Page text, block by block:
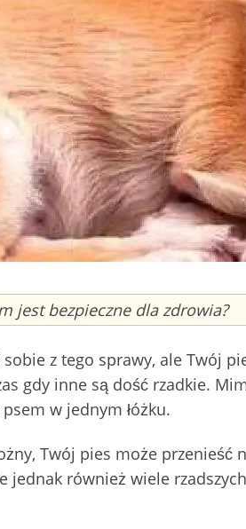
jest bezpieczne dla zdrowia?
sobie z tego sprawy, ale Twój
gdy inne są dość rzadkie.
w jednym łóżku.
Twój pies może
jednak również wiele